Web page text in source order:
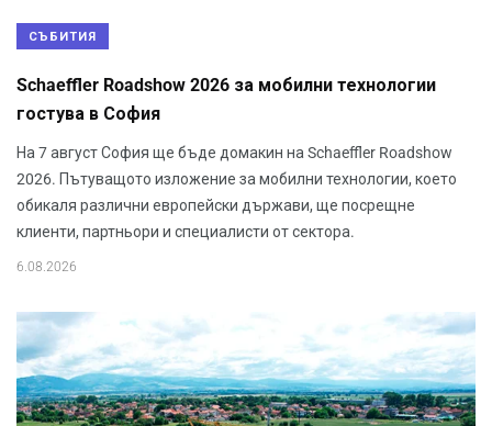
СЪБИТИЯ
Schaeffler Roadshow 2026 за мобилни технологии
гостува в София
На 7 август София ще бъде домакин на Schaeffler Roadshow
2026. Пътуващото изложение за мобилни технологии, което
обикаля различни европейски държави, ще посрещне
клиенти, партньори и специалисти от сектора.
6.08.2026